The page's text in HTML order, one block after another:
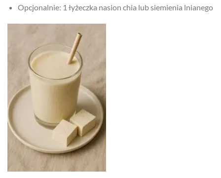
Opcjonalnie: 1 łyżeczka nasion chia lub siemienia lnianego